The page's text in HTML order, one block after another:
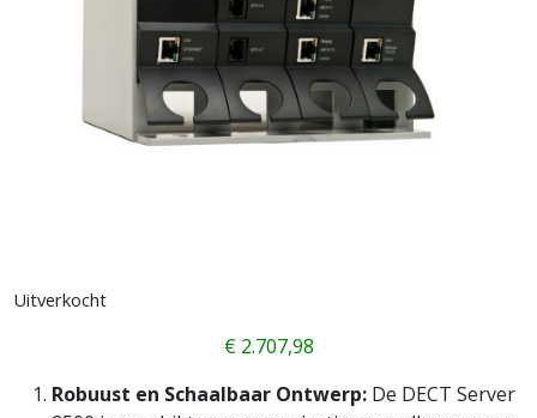
Uitverkocht
€2.707,98
Robuust en Schaalbaar Ontwerp: De DECT Server